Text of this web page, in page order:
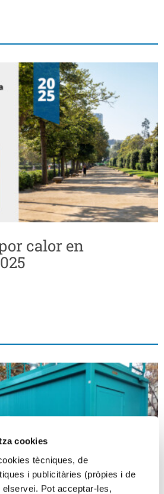
cookies
tècniques, de
i publicitàries (pròpies i de
Pot acceptar-les,
calor en